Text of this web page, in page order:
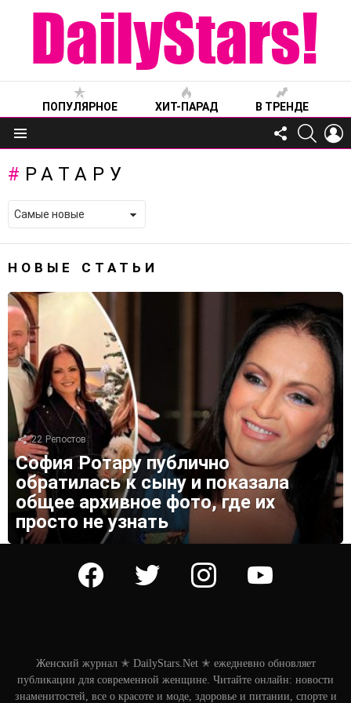
ПОПУЛЯРНОЕ ХИТ-ПАРАД В ТРЕНДЕ
Меню
FOLLOW
US
РАТАРУ
НОВЫЕ СТАТЬИ
22 Репостов
София Ротару публично
обратилась к сыну и показала
общее архивное фото, где их
просто не узнать
facebook twitter instagram youtube
Женский журнал ✭ DailyStars.Net ✭ ежедневно обновляет
публикации для современной женщине. Читайте онлайн: новости
знаменитостей, все о красоте и моде, здоровье и питании, спорте и